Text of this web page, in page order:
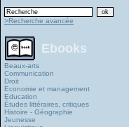
>Recherche avancée
Ebooks
Beaux-arts
Communication
Droit
Economie et management
Education
Études littéraires, critiques
Histoire - Géographie
Jeunesse